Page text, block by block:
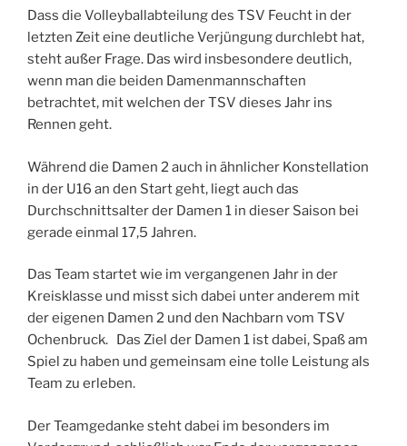
Dass die Volleyballabteilung des TSV Feucht in der
letzten Zeit eine deutliche Verjüngung durchlebt hat,
steht außer Frage. Das wird insbesondere deutlich,
wenn man die beiden Damenmannschaften
betrachtet, mit welchen der TSV dieses Jahr ins
Rennen geht.
Während die Damen 2 auch in ähnlicher Konstellation
in der U16 an den Start geht, liegt auch das
Durchschnittsalter der Damen 1 in dieser Saison bei
gerade einmal 17,5 Jahren.
Das Team startet wie im vergangenen Jahr in der
Kreisklasse und misst sich dabei unter anderem mit
der eigenen Damen 2 und den Nachbarn vom TSV
Ochenbruck. Das Ziel der Damen 1 ist dabei, Spaß am
Spiel zu haben und gemeinsam eine tolle Leistung als
Team zu erleben.
Der Teamgedanke steht dabei im besonders im